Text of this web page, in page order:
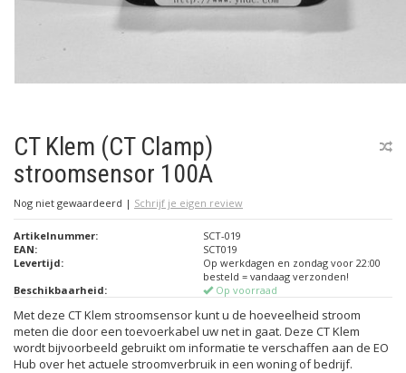
CT Klem (CT Clamp)
stroomsensor 100A
Nog niet gewaardeerd | Schrijf je eigen review
Artikelnummer:
SCT-019
EAN:
SCT019
Levertijd:
Op werkdagen en zondag voor 22:00
besteld = vandaag verzonden!
Beschikbaarheid:
Op voorraad
Met deze CT Klem stroomsensor kunt u de hoeveelheid stroom
meten die door een toevoerkabel uw net in gaat. Deze CT Klem
wordt bijvoorbeeld gebruikt om informatie te verschaffen aan de EO
Hub over het actuele stroomverbruik in een woning of bedrijf.